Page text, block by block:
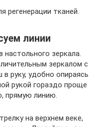
регенерации тканей.
линии
зеркала.
зеркалом с
руку, удобно опираясь
рукой гораздо проще
прямую линию.
на верхнем веке,